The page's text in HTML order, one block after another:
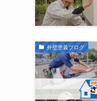
外壁塗装ブログ